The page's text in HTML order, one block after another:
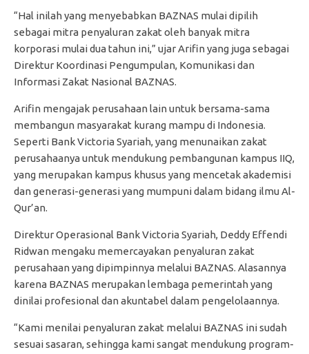
“Hal inilah yang menyebabkan BAZNAS mulai dipilih
sebagai mitra penyaluran zakat oleh banyak mitra
korporasi mulai dua tahun ini,” ujar Arifin yang juga sebagai
Direktur Koordinasi Pengumpulan, Komunikasi dan
Informasi Zakat Nasional BAZNAS.
Arifin mengajak perusahaan lain untuk bersama-sama
membangun masyarakat kurang mampu di Indonesia.
Seperti Bank Victoria Syariah, yang menunaikan zakat
perusahaanya untuk mendukung pembangunan kampus IIQ,
yang merupakan kampus khusus yang mencetak akademisi
dan generasi-generasi yang mumpuni dalam bidang ilmu Al-
Qur’an.
Direktur Operasional Bank Victoria Syariah, Deddy Effendi
Ridwan mengaku memercayakan penyaluran zakat
perusahaan yang dipimpinnya melalui BAZNAS. Alasannya
karena BAZNAS merupakan lembaga pemerintah yang
dinilai profesional dan akuntabel dalam pengelolaannya.
“Kami menilai penyaluran zakat melalui BAZNAS ini sudah
sesuai sasaran, sehingga kami sangat mendukung program-